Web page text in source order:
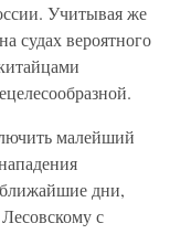
Учитывая же
судах вероятного
малейший
ближайшие дни,
с